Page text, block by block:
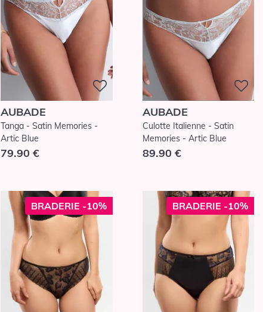
AUBADE
Tanga - Satin Memories -
Artic Blue
79.90 €
AUBADE
Culotte Italienne - Satin
Memories - Artic Blue
89.90 €
BRADERIE -10% BRADERIE -10%